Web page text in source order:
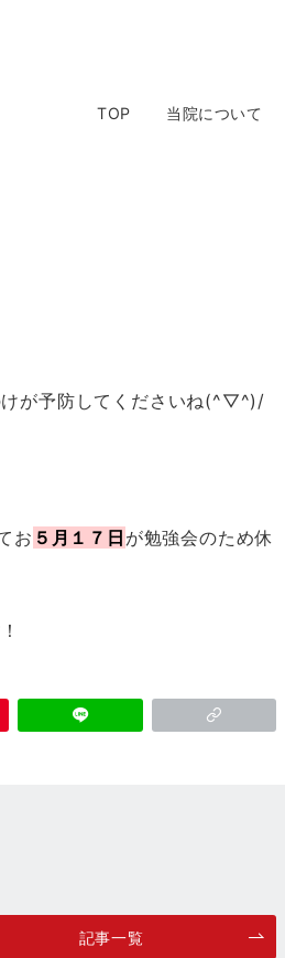
TOP 当院について
けが予防してくださいね(^▽^)/
お ５月１７日 が勉強会のため休
記事一覧